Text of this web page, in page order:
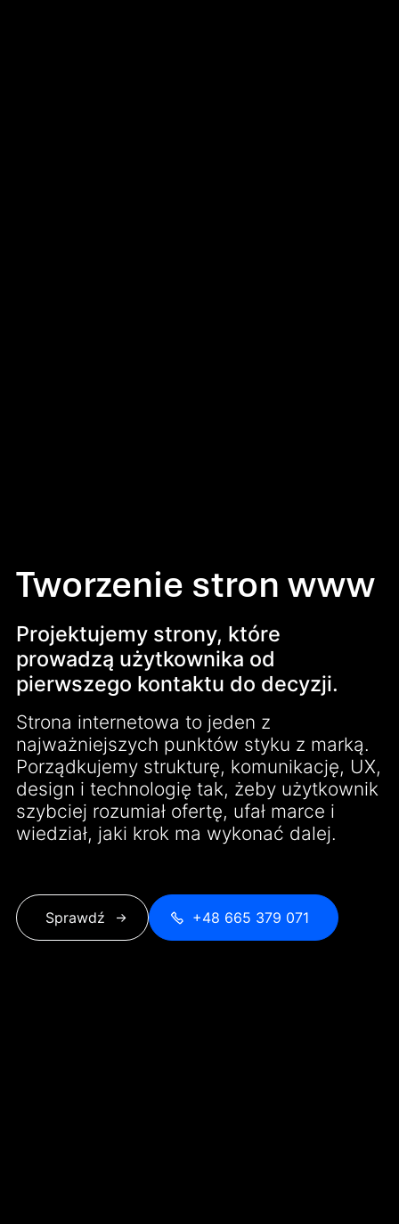
Tworzenie stron www
Projektujemy strony, które
prowadzą użytkownika od
pierwszego kontaktu do decyzji.
Strona internetowa to jeden z
najważniejszych punktów styku z marką.
Porządkujemy strukturę, komunikację, UX,
design i technologię tak, żeby użytkownik
szybciej rozumiał ofertę, ufał marce i
wiedział, jaki krok ma wykonać dalej.
Sprawdź +48 665 379 071